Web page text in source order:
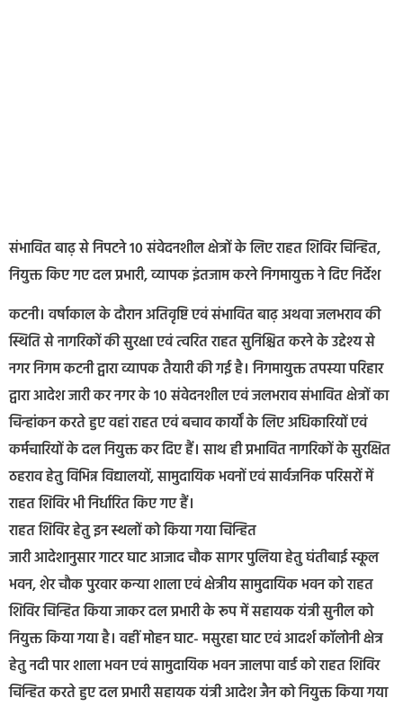
संभावित बाढ़ से निपटने 10 संवेदनशील क्षेत्रों के लिए राहत शिविर चिन्हित,
नियुक्त किए गए दल प्रभारी, व्यापक इंतजाम करने निगमायुक्त ने दिए निर्देश
कटनी। वर्षाकाल के दौरान अतिवृष्टि एवं संभावित बाढ़ अथवा जलभराव की
स्थिति से नागरिकों की सुरक्षा एवं त्वरित राहत सुनिश्चित करने के उद्देश्य से
नगर निगम कटनी द्वारा व्यापक तैयारी की गई है। निगमायुक्त तपस्या परिहार
द्वारा आदेश जारी कर नगर के 10 संवेदनशील एवं जलभराव संभावित क्षेत्रों का
चिन्हांकन करते हुए वहां राहत एवं बचाव कार्यों के लिए अधिकारियों एवं
कर्मचारियों के दल नियुक्त कर दिए हैं। साथ ही प्रभावित नागरिकों के सुरक्षित
ठहराव हेतु विभिन्न विद्यालयों, सामुदायिक भवनों एवं सार्वजनिक परिसरों में
राहत शिविर भी निर्धारित किए गए हैं।
राहत शिविर हेतु इन स्थलों को किया गया चिन्हित
जारी आदेशानुसार गाटर घाट आजाद चौक सागर पुलिया हेतु घंतीबाई स्कूल
भवन, शेर चौक पुरवार कन्या शाला एवं क्षेत्रीय सामुदायिक भवन को राहत
शिविर चिन्हित किया जाकर दल प्रभारी के रूप में सहायक यंत्री सुनील को
नियुक्त किया गया है। वहीं मोहन घाट- मसुरहा घाट एवं आदर्श कॉलोनी क्षेत्र
हेतु नदी पार शाला भवन एवं सामुदायिक भवन जालपा वार्ड को राहत शिविर
चिन्हित करते हुए दल प्रभारी सहायक यंत्री आदेश जैन को नियुक्त किया गया